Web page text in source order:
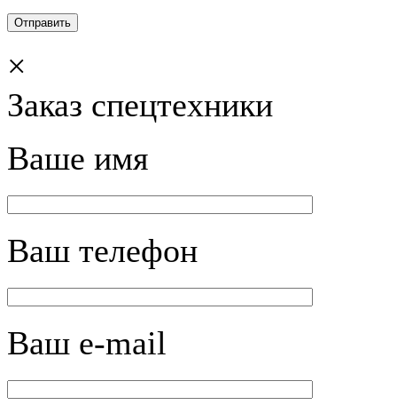
×
Заказ спецтехники
Ваше имя
Ваш телефон
Ваш e-mail